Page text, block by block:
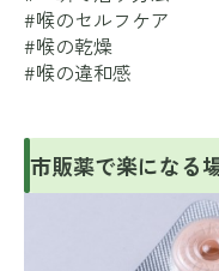
#喉のセルフケア
#喉の乾燥
#喉の違和感
市販薬で楽になる